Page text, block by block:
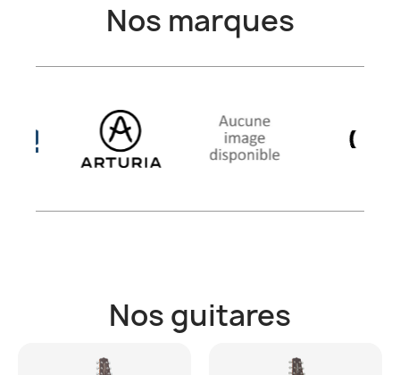
Nos marques
Nos guitares